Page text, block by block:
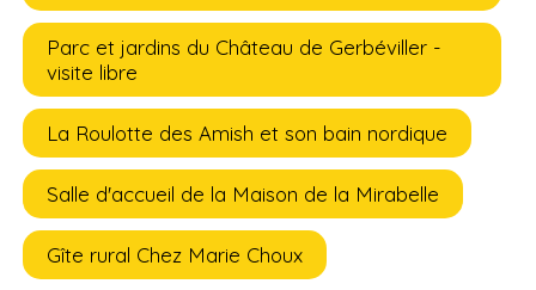
Parc et jardins du Château de Gerbéviller -
visite libre
La Roulotte des Amish et son bain nordique
Salle d'accueil de la Maison de la Mirabelle
Gîte rural Chez Marie Choux